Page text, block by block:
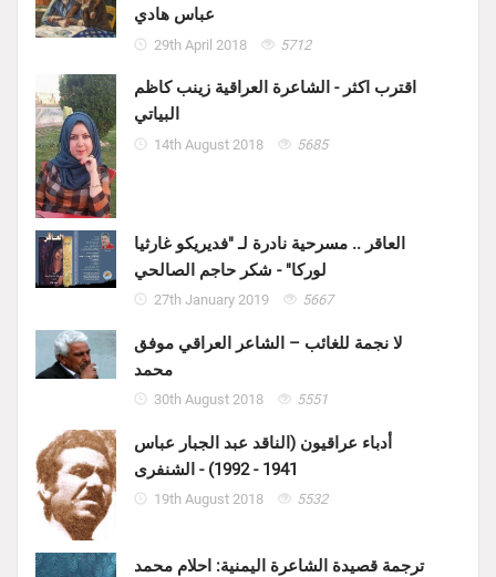
عباس هادي
29th April 2018 5712
اقترب اكثر - الشاعرة العراقية زينب كاظم
البياتي
14th August 2018 5685
العاقر .. مسرحية نادرة لـ "فديريكو غارثيا
لوركا" - شكر حاجم الصالحي
27th January 2019 5667
لا نجمة للغائب – الشاعر العراقي موفق
محمد
30th August 2018 5551
أدباء عراقيون (الناقد عبد الجبار عباس
1941 - 1992) - الشنفرى
19th August 2018 5532
ترجمة قصيدة الشاعرة اليمنية: احلام محمد